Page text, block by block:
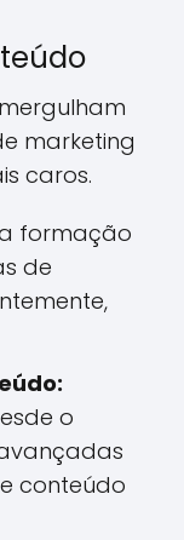
marketing
caros.
formação
de
o
conteúdo